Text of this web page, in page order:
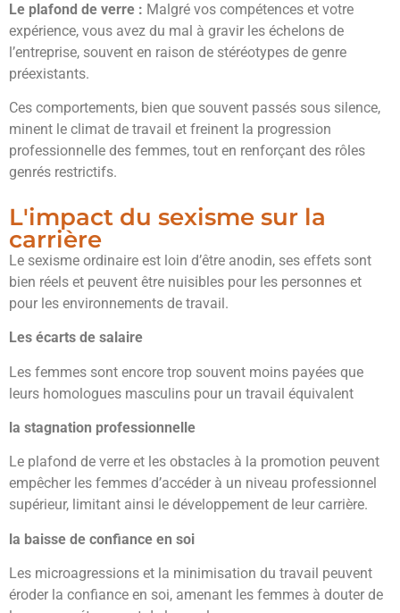
Le plafond de verre : Malgré vos compétences et votre
expérience, vous avez du mal à gravir les échelons de
l’entreprise, souvent en raison de stéréotypes de genre
préexistants.
Ces comportements, bien que souvent passés sous silence,
minent le climat de travail et freinent la progression
professionnelle des femmes, tout en renforçant des rôles
genrés restrictifs.
L'impact du sexisme sur la
carrière
Le sexisme ordinaire est loin d’être anodin, ses effets sont
bien réels et peuvent être nuisibles pour les personnes et
pour les environnements de travail.
Les écarts de salaire
Les femmes sont encore trop souvent moins payées que
leurs homologues masculins pour un travail équivalent
la stagnation professionnelle
Le plafond de verre et les obstacles à la promotion peuvent
empêcher les femmes d’accéder à un niveau professionnel
supérieur, limitant ainsi le développement de leur carrière.
la baisse de confiance en soi
Les microagressions et la minimisation du travail peuvent
éroder la confiance en soi, amenant les femmes à douter de